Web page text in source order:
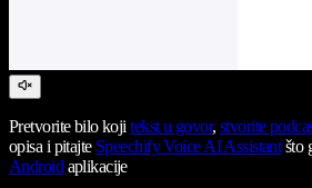
Pretvorite bilo kojitekst u govor, stvorite
opisa i pitajte Speechify Voice AI Assistantšto
Androidaplikacije